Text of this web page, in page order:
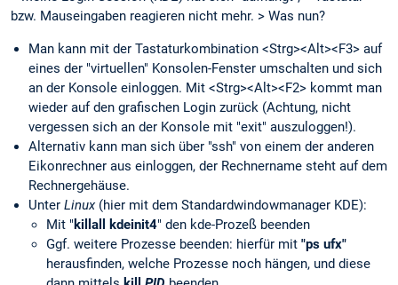
bzw. Mauseingaben reagieren nicht mehr. > Was nun?
Man kann mit der Tastaturkombination <Strg><Alt><F3> auf
eines der "virtuellen" Konsolen-Fenster umschalten und sich
an der Konsole einloggen. Mit <Strg><Alt><F2> kommt man
wieder auf den grafischen Login zurück (Achtung, nicht
vergessen sich an der Konsole mit "exit" auszuloggen!).
Alternativ kann man sich über "ssh" von einem der anderen
Eikonrechner aus einloggen, der Rechnername steht auf dem
Rechnergehäuse.
Unter Linux(hier mit dem Standardwindowmanager KDE):
Mit " killall kdeinit4" den kde-Prozeß beenden
Ggf. weitere Prozesse beenden: hierfür mit "ps ufx"
herausfinden, welche Prozesse noch hängen, und diese